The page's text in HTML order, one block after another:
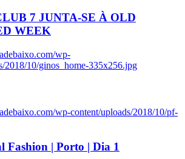
7 JUNTA-SE À OLD
WEEK
wp-
2018/10/ginos_home-335x256.jpg
wp-content/uploads/2018/10/pf-
Fashion | Porto | Dia 1